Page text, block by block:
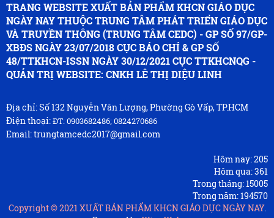
TRANG WEBSITE XUẤT BẢN PHẨM KHCN GIÁO DỤC
NGÀY NAY THUỘC TRUNG TÂM PHÁT TRIỂN GIÁO DỤC
VÀ TRUYỀN THÔNG (TRUNG TÂM CEDC) - GP SỐ 97/GP-
XBĐS NGÀY 23/07/2018 CỤC BÁO CHÍ & GP SỐ
48/TTKHCN-ISSN NGÀY 30/12/2021 CỤC TTKHCNQG -
QUẢN TRỊ WEBSITE: CNKH LÊ THỊ DIỆU LINH
Địa chỉ: Số 132 Nguyễn Văn Lượng, Phường Gò Vấp, TP.HCM
Điện thoại:ĐT: 0903682486; 0824270686
Email: trungtamcedc2017@gmail.com
Hôm nay:205
Hôm qua:361
Trong tháng:15005
Trong năm:194570
Copyright © 2021XUẤT BẢN PHẨM KHCN GIÁO DỤC NGÀY NAY.